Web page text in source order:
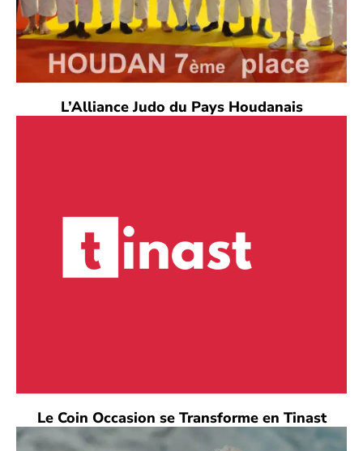
L’Alliance Judo du Pays Houdanais
Le Coin Occasion se Transforme en Tinast